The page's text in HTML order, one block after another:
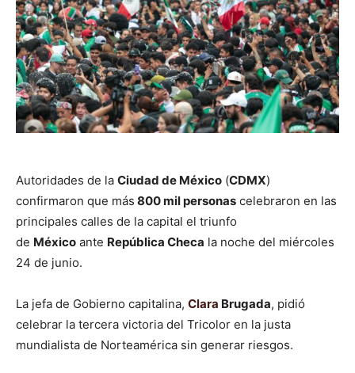
Autoridades de la Ciudad de México (CDMX)
confirmaron que más 800 mil personas celebraron en las
principales calles de la capital el triunfo
de México ante República Checa la noche del miércoles
24 de junio.
La jefa de Gobierno capitalina, Clara Brugada, pidió
celebrar la tercera victoria del Tricolor en la justa
mundialista de Norteamérica sin generar riesgos.